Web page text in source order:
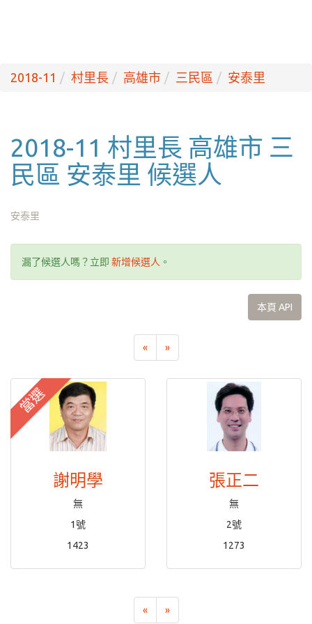
2018-11 村里長 高雄市 三民區 安泰里
2018-11 村里長 高雄市 三
民區 安泰里 候選人
安泰里
漏了候選人嗎？立即 新增候選人 。
本頁 API
« »
當選
謝明學
無
1號
1423
張正二
無
2號
1273
« »